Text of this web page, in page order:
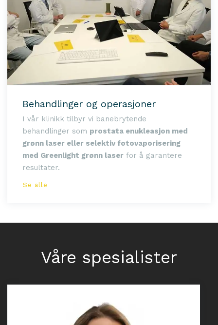
Behandlinger og operasjoner
I vår klinikk tilbyr vi banebrytende
behandlinger som prostata enukleasjon med
grønn laser eller selektiv fotovaporisering
med Greenlight grønn laser for å garantere
resultater.
Se alle
Våre spesialister